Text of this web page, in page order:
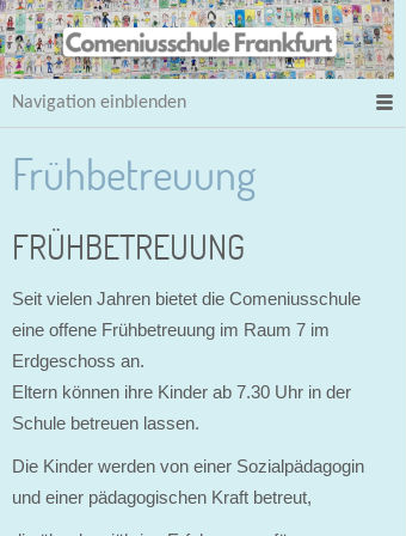
Navigation einblenden
Frühbetreuung
FRÜHBETREUUNG
Seit vielen Jahren bietet die Comeniusschule
eine offene Frühbetreuung im Raum 7 im
Erdgeschoss an.
Eltern können ihre Kinder ab 7.30 Uhr in der
Schule betreuen lassen.
Die Kinder werden von einer Sozialpädagogin
und einer pädagogischen Kraft betreut,